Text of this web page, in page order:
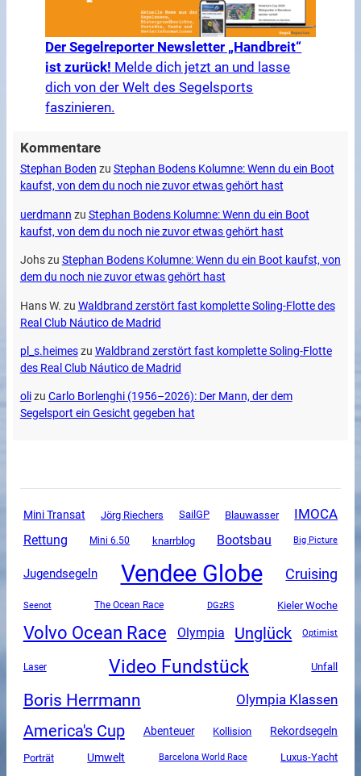
Der Segelreporter Newsletter „Handbreit“
ist zurück! Melde dich jetzt an und lasse
dich von der Welt des Segelsports
faszinieren.
Kommentare
Stephan Boden zu Stephan Bodens Kolumne: Wenn du ein Boot
kaufst, von dem du noch nie zuvor etwas gehört hast
uerdmann zu Stephan Bodens Kolumne: Wenn du ein Boot
kaufst, von dem du noch nie zuvor etwas gehört hast
Johszu Stephan Bodens Kolumne: Wenn du ein Boot kaufst, von
dem du noch nie zuvor etwas gehört hast
Hans W. zu Waldbrand zerstört fast komplette Soling-Flotte des
Real Club Náutico de Madrid
pl_s.heimeszu Waldbrand zerstört fast komplette Soling-Flotte
des Real Club Náutico de Madrid
olizu Carlo Borlenghi (1956–2026): Der Mann, der dem
Segelsport ein Gesicht gegeben hat
Mini Transat Jörg Riechers SailGP Blauwasser
IMOCA
Rettung
Mini 6.50 knarrblog Bootsbau Big Picture
Jugendsegeln Vendee Globe Cruising
Seenot The Ocean Race DGzRS Kieler Woche
Volvo Ocean Race Olympia Unglück Optimist
Laser Video Fundstück Unfall
Boris Herrmann Olympia Klassen
America's Cup Abenteuer Kollision Rekordsegeln
Porträt Umwelt Barcelona World Race Luxus-Yacht